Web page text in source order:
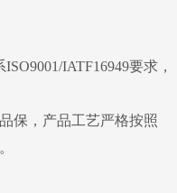
IATF16949要求，
保，产品工艺严格按照